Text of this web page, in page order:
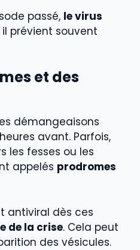
passé, le virus
il prévient souvent
et des
démangeaisons
avant. Parfois,
les fesses ou les
appelés prodromes
antiviral dès ces
de la crise. Cela peut
des vésicules.